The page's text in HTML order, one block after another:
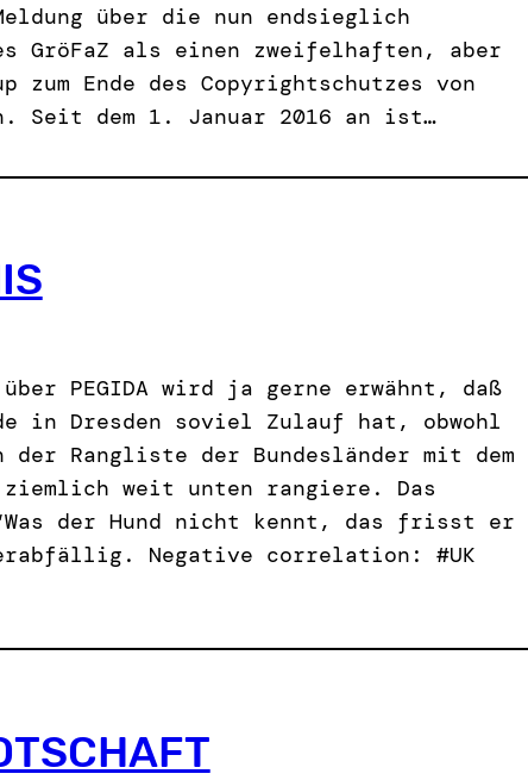
über die nun endsieglich
GröFaZ als einen zweifelhaften, aber
zum Ende des Copyrightschutzes von
Seit dem 1. Januar 2016 an ist…
PEGIDA wird ja gerne erwähnt, daß
in Dresden soviel Zulauf hat, obwohl
der Rangliste der Bundesländer mit dem
weit unten rangiere. Das
der Hund nicht kennt, das frisst er
Negative correlation: #UK